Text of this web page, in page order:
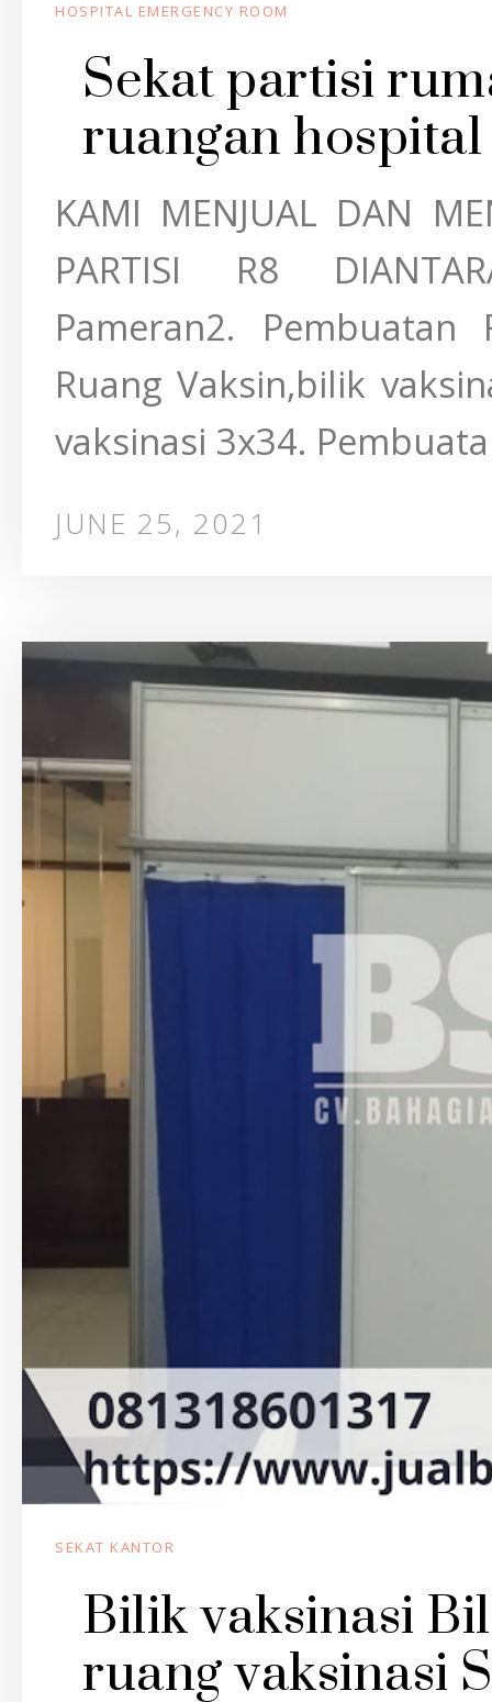
HOSPITAL EMERGENCY ROOM
Sekat partisi
ruangan hospital
KAMI MENJUAL DAN
PARTISI R8
Pameran2.
Ruang Vaksin,bilik
vaksinasi 3x34.
JUNE 25, 2021
SEKAT KANTOR
Bilik vaksinasi
ruang vaksinasi